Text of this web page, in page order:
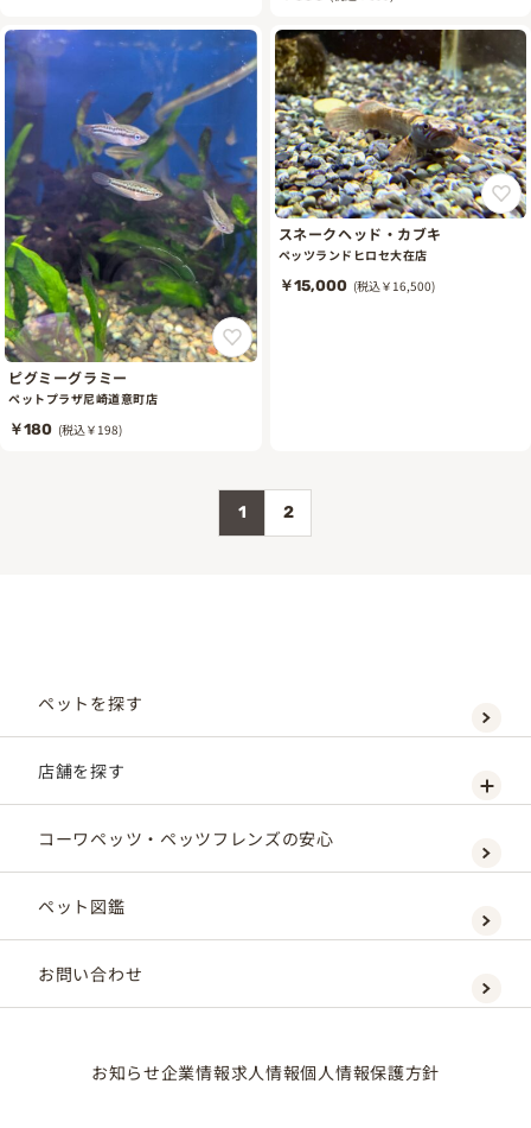
ピグミーグラミー
ペットプラザ尼崎道意町店
￥180 (税込￥198)
スネークヘッド・カブキ
ペッツランドヒロセ大在店
￥15,000 (税込￥16,500)
1 2
ペットを探す
店舗を探す
コーワペッツ・ペッツフレンズの安心
ペット図鑑
お問い合わせ
お知らせ企業情報求人情報個人情報保護方針